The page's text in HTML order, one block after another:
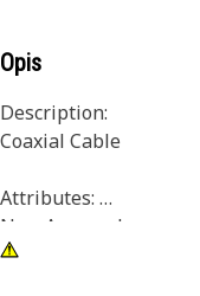
Opis
Description:
Coaxial Cable
Attributes:
Non-Armored